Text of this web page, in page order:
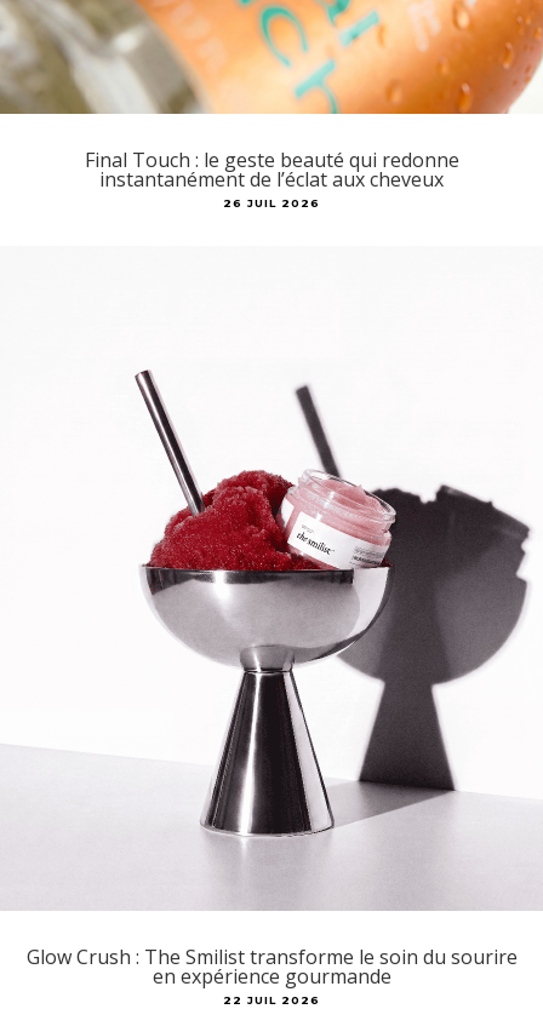
Final Touch : le geste beauté qui redonne
instantanément de l’éclat aux cheveux
26 JUIL 2026
Glow Crush : The Smilist transforme le soin du sourire
en expérience gourmande
22 JUIL 2026